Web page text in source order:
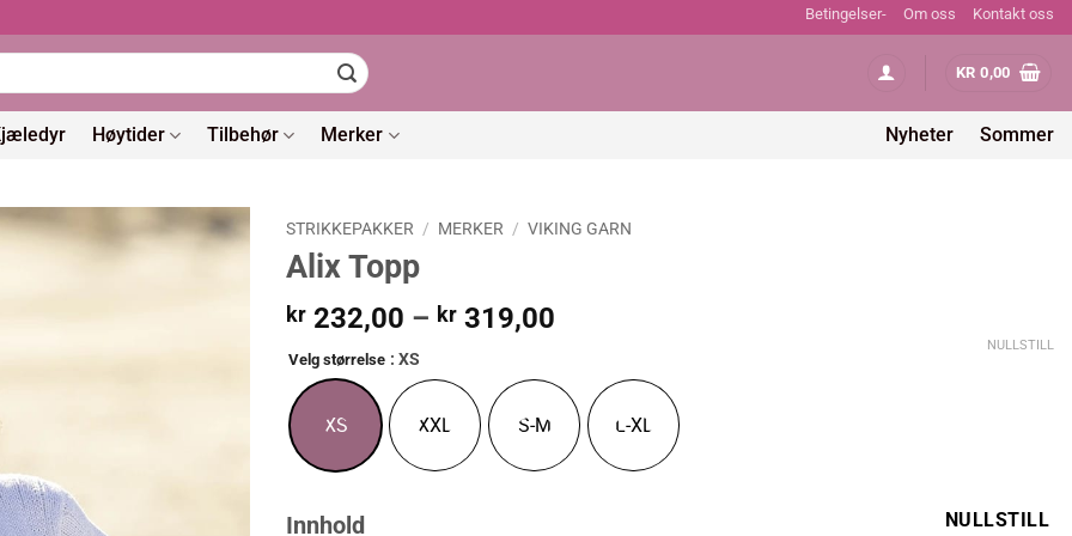
Betingelser- Om oss Kontakt oss
KR 0,00
Høytider Tilbehør Merker Nyheter Sommer
STRIKKEPAKKER / MERKER / VIKING GARN
Alix Topp
kr 232,00 – kr 319,00
kr 319,00
Velg størrelse : XS
XS XXL S-M L-XL
NULLSTILL
Innhold NULLSTILL